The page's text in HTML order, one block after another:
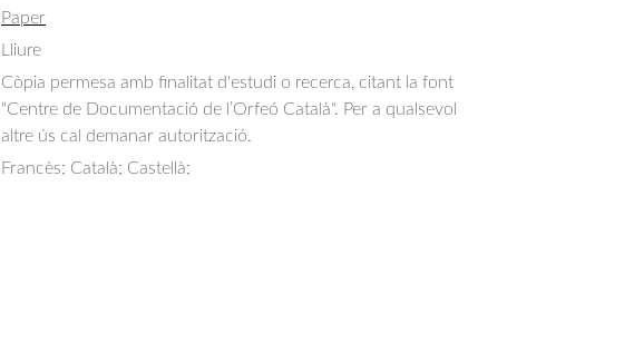
Paper
Lliure
Còpia permesa amb finalitat d'estudi o recerca, citant la font
"Centre de Documentació de l’Orfeó Català". Per a qualsevol
altre ús cal demanar autorització.
Francès; Català; Castellà;